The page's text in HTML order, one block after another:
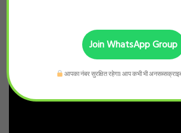
Join WhatsApp Group
आपका नंबर सुरक्षित रहेगा। आप कभी भी